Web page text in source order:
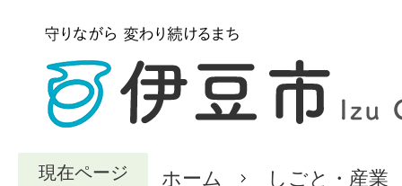
現在ページ ホーム しごと・産業